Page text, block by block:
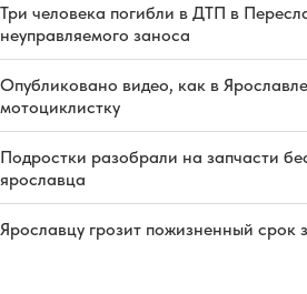
Три человека погибли в ДТП в
неуправляемого заноса
Опубликовано видео, как в
мотоциклистку
Подростки разобрали на запчасти
ярославца
Ярославцу грозит пожизненный срок